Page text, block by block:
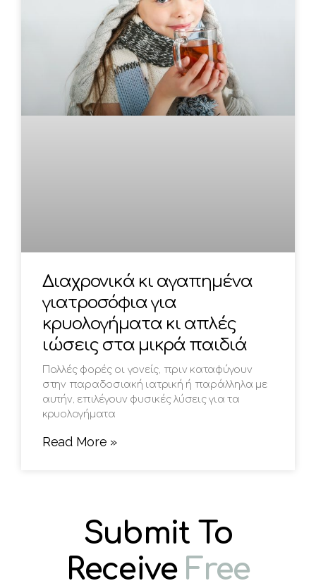
Διαχρονικά κι αγαπημένα
γιατροσόφια για
κρυολογήματα κι απλές
ιώσεις στα μικρά παιδιά
Πολλές φορές οι γονείς, πριν καταφύγουν
στην παραδοσιακή ιατρική ή παράλληλα με
αυτήν, επιλέγουν φυσικές λύσεις για τα
κρυολογήματα
Read More »
Submit To
Receive Free